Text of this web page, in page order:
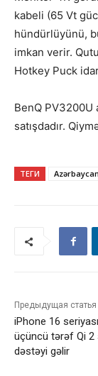
kabeli (65 Vt
hündürlüyünü,
imkan verir.
Hotkey Puck
BenQ PV3200U
satışdadır.
ТЕГИ Azərbaycan
Предыдущая статья
iPhone 16
üçüncü tərəf Qi 2
dəstəyi gəlir